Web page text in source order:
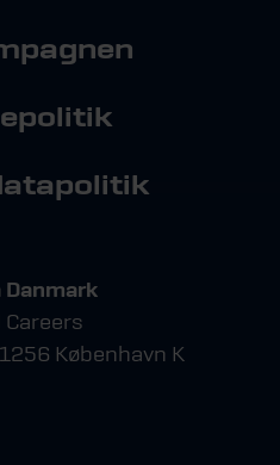
Danmark
Careers
København K